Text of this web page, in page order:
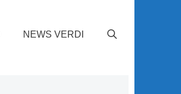
NEWS VERDI